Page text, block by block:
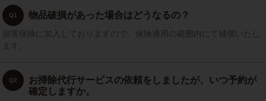
Q1 物品破損があった場合はどうなるの？
損害保険に加入しておりますので、保険適用の範囲内にて補償いたし
ます。
Q2
お掃除代行サービスの依頼をしましたが、いつ予約が
確定しますか。